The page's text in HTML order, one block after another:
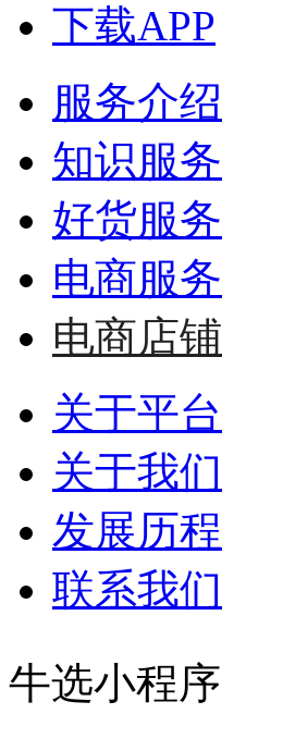
下载APP
服务介绍
知识服务
好货服务
电商服务
电商店铺
关于平台
关于我们
发展历程
联系我们
牛选小程序